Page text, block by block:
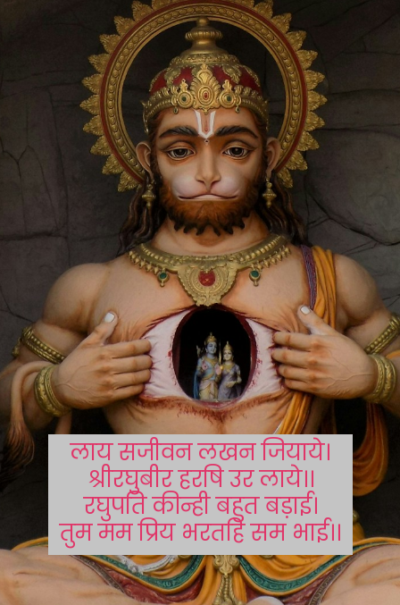
लाय सजीवन लखन जियाये।
श्रीरघुबीर हरषि उर लाये।।
रघुपति कीन्ही बहुत बड़ाई।
तुम मम प्रिय भरतहि सम भाई।।